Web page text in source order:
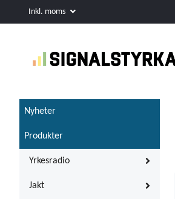
Inkl. moms
Nyheter
Produkter
Yrkesradio
Jakt